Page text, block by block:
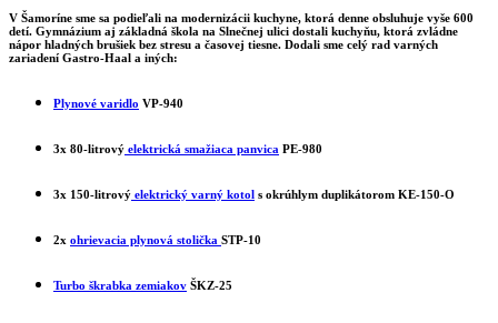
V Šamoríne sme sa podieľali na modernizácii kuchyne, ktorá denne obsluhuje vyše 600
detí. Gymnázium aj základná škola na Slnečnej ulici dostali kuchyňu, ktorá zvládne
nápor hladných brušiek bez stresu a časovej tiesne. Dodali sme celý rad varných
zariadení Gastro-Haal a iných:
Plynové varidlo VP-940
3x 80-litrový elektrická smažiaca panvica PE-980
3x 150-litrový elektrický varný kotol s okrúhlym duplikátorom KE-150-O
2x ohrievacia plynová stolička STP-10
Turbo škrabka zemiakov ŠKZ-25